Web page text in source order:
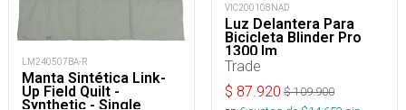
LM240507BA-R
Manta Sintética Link-
Up Field Quilt -
Synthetic - Single
VIC200108NAD
Luz Delantera Para
Bicicleta Blinder Pro
1300 lm
Trade
$ 87.920 $109.900